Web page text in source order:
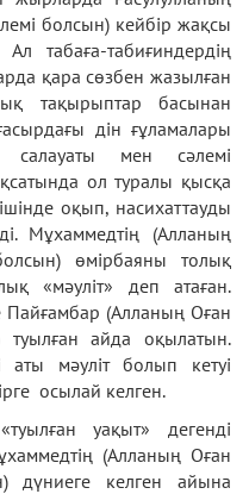
болсын) кейбір жақсы
табаға-табиғиндердің
қара сөзбен жазылған
тақырыптар басынан
дін ғұламалары
мен сәлемі
ол туралы қысқа
оқып, насихаттауды
Мұхаммедтің (Алланың
өмірбаяны толық
«мәуліт» деп атаған.
Пайғамбар (Алланың Оған
туылған айда оқылатын.
мәуліт болып кетуі
осылай келген.
уақыт» дегенді
(Алланың Оған
дүниеге келген айына